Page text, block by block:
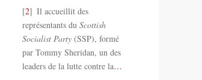
2
Il accueillit des
représentants du Scottish
Socialist Party(SSP), formé
par Tommy Sheridan, un des
leaders de la lutte contre la…